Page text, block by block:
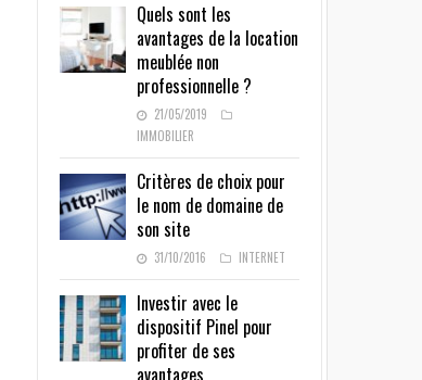
Quels sont les
avantages de la location
meublée non
professionnelle ?
21/05/2019
IMMOBILIER
Critères de choix pour
le nom de domaine de
son site
31/10/2016 INTERNET
Investir avec le
dispositif Pinel pour
profiter de ses
avantages